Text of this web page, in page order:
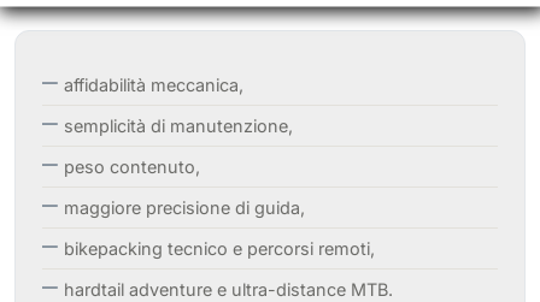
affidabilità meccanica,
semplicità di manutenzione,
peso contenuto,
maggiore precisione di guida,
bikepacking tecnico e percorsi remoti,
hardtail adventure e ultra-distance MTB.